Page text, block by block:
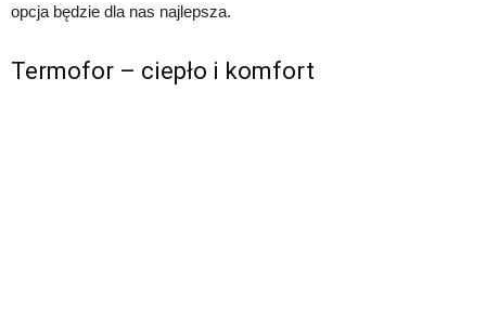
opcja będzie dla nas najlepsza.
Termofor – ciepło i komfort